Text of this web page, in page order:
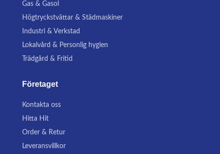
Gas & Gasol
Högtryckstvättar & Städmaskiner
Industri & Verkstad
Lokalvård & Personlig hygien
Trädgård & Fritid
Företaget
Kontakta oss
Hitta Hit
Order & Retur
Leveransvillkor